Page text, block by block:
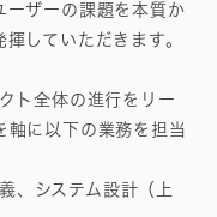
ーザーの課題を本質か
していただきます。
ト全体の進行をリー
軸に以下の業務を担当
、システム設計（上